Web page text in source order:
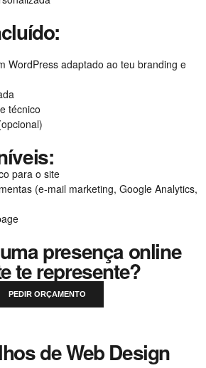
WordPress adaptado ao teu branding e
técnico
para o site
(e-mail marketing, Google Analytics,
presença online
te represente?
PEDIR ORÇAMENTO
de Web Design